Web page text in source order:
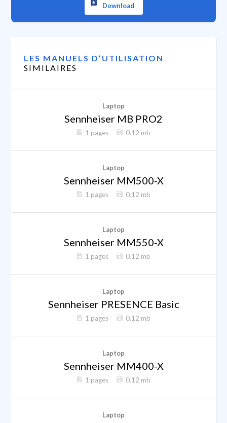
Download
LES MANUELS D’UTILISATION
SIMILAIRES
Laptop
Sennheiser MB PRO2
1 pages 0.12 mb
Laptop
Sennheiser MM500-X
1 pages 0.12 mb
Laptop
Sennheiser MM550-X
1 pages 0.12 mb
Laptop
Sennheiser PRESENCE Basic
1 pages 0.12 mb
Laptop
Sennheiser MM400-X
1 pages 0.12 mb
Laptop